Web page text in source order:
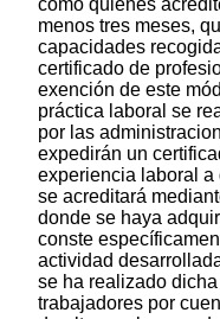
menos tres meses,
capacidades
certificado de
exención de este
práctica laboral se
por las
expedirán un
experiencia laboral a
se acreditará
donde se haya
conste
actividad
se ha realizado
trabajadores por